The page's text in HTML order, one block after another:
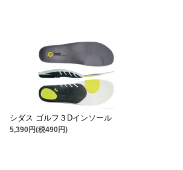
シダス ゴルフ３Dインソール
5,390円(税490円)